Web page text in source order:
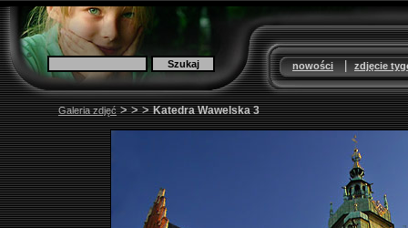
nowości|zdjęcie
Galeria zdjęć>>>Katedra Wawelska 3